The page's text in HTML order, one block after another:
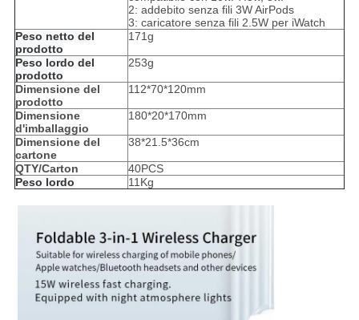
2: addebito senza fili 3W AirPods
3: caricatore senza fili 2.5W per iWatch
Peso netto del
prodotto
171g
Peso lordo del
prodotto
253g
Dimensione del
prodotto
112*70*120mm
Dimensione
d'imballaggio
180*20*170mm
Dimensione del
cartone
38*21.5*36cm
QTY/Carton
40PCS
Peso lordo
11Kg